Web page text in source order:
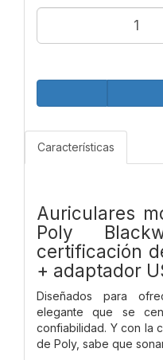
Características
Auriculares
Poly
certificación
+ adaptador
Diseñados para
elegante que se
confiabilidad. Y con la
de Poly, sabe que